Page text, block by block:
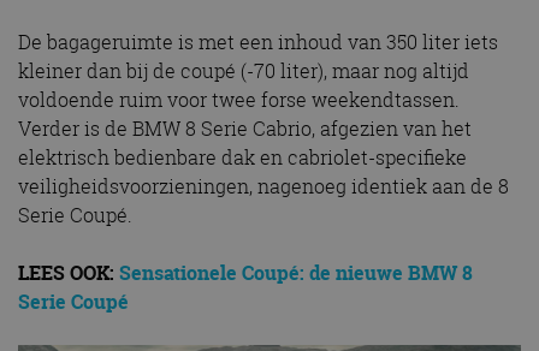
De bagageruimte is met een inhoud van 350 liter iets
kleiner dan bij de coupé (-70 liter), maar nog altijd
voldoende ruim voor twee forse weekendtassen.
Verder is de BMW 8 Serie Cabrio, afgezien van het
elektrisch bedienbare dak en cabriolet-specifieke
veiligheidsvoorzieningen, nagenoeg identiek aan de 8
Serie Coupé.
LEES OOK: Sensationele Coupé: de nieuwe BMW 8
Serie Coupé